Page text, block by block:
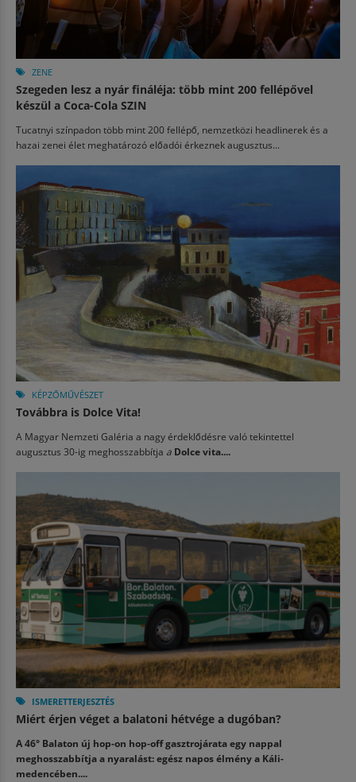
ZENE
Szegeden lesz a nyár fináléja: több mint 200 fellépővel
készül a Coca-Cola SZIN
Tucatnyi színpadon több mint 200 fellépő, nemzetközi headlinerek és a
hazai zenei élet meghatározó előadói érkeznek augusztus...
KÉPZŐMŰVÉSZET
Továbbra is Dolce Vita!
A Magyar Nemzeti Galéria a nagy érdeklődésre való tekintettel
augusztus 30-ig meghosszabbítja a Dolce vita....
ISMERETTERJESZTÉS
Miért érjen véget a balatoni hétvége a dugóban?
A 46° Balaton új hop-on hop-off gasztrojárata egy nappal
meghosszabbítja a nyaralást: egész napos élmény a Káli-
medencében....